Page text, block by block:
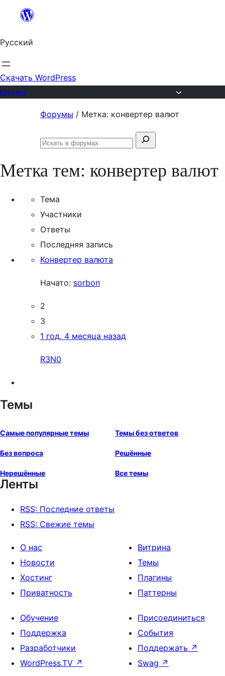
Перейти
содержимому
Русский
Скачать WordPress
содержимому
Форумы / Метка: конвертер валют
Поиск:
Искать
Метка тем: конвертер валют
Тема
Участники
Ответы
Последняя запись
Конвертер валюта
Начато: sorbon
2
3
1 год, 4 месяца назад
R3N0
Темы
Самые популярные темы Темы без ответов
Без вопроса Решённые
Нерешённые Все темы
Ленты
RSS: Последние ответы
RSS: Свежие темы
О нас
Новости
Хостинг
Приватность
Витрина
Темы
Плагины
Паттерны
Обучение
Поддержка
Разработчики
WordPress.TV ↗
Присоединиться
События
Поддержать ↗
Swag ↗